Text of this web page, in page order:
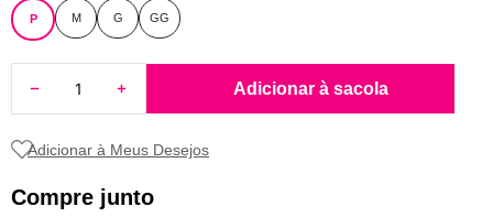
7 renda
sutiã renda
P M G GG
Adicionar à sacola
Compre junto